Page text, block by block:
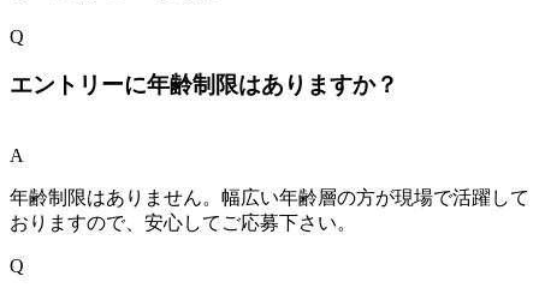
Q
エントリーに年齢制限はありますか？
A
年齢制限はありません。幅広い年齢層の方が現場で活躍して
おりますので、安心してご応募下さい。
Q